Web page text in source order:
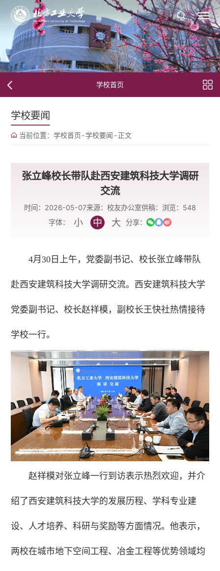
学校首页
学校要闻
当前位置： 学校首页-学校要闻 -正文
张立峰校长带队赴西安建筑科技大学调研
交流
时间：2026-05-07来源：校友办公室供稿： 浏览： 548
字体：
小 中 大 分享：
4月30日上午，党委副书记、校长张立峰带队
赴西安建筑科技大学调研交流。西安建筑科技大学
党委副书记、校长赵祥模，副校长王快社热情接待
学校一行。
赵祥模对张立峰一行到访表示热烈欢迎，并介
绍了西安建筑科技大学的发展历程、学科专业建
设、人才培养、科研与奖励等方面情况。他表示，
两校在城市地下空间工程、冶金工程等优势领域均